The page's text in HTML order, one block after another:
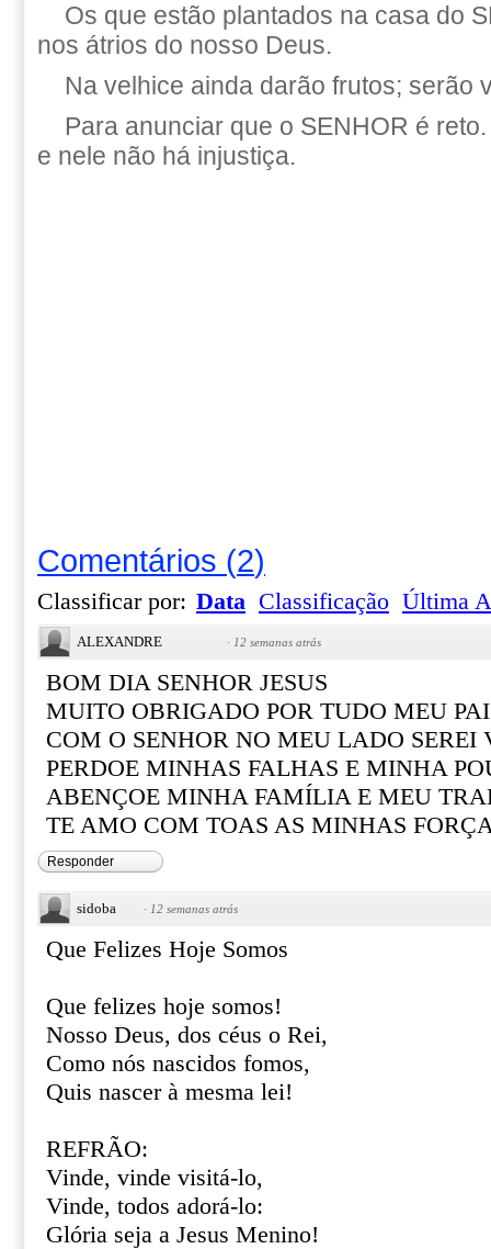
Os que estão plantados na casa do
nos átrios do nosso Deus.
Na velhice ainda darão frutos; serão
Para anunciar que o SENHOR é
e nele não há injustiça.
Comentários (2)
Classificar por: Data Classificação Última
ALEXANDRE · 12 semanas atrás
BOM DIA SENHOR JESUS
MUITO OBRIGADO POR TUDO MEU PAI
COM O SENHOR NO MEU LADO SEREI
PERDOE MINHAS FALHAS E MINHA
ABENÇOE MINHA FAMÍLIA E MEU
TE AMO COM TOAS AS MINHAS
Responder
sidoba · 12 semanas atrás
Que Felizes Hoje Somos
Que felizes hoje somos!
Nosso Deus, dos céus o Rei,
Como nós nascidos fomos,
Quis nascer à mesma lei!
REFRÃO:
Vinde, vinde visitá-lo,
Vinde, todos adorá-lo:
Glória seja a Jesus Menino!